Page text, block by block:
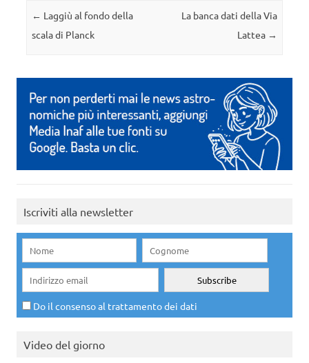
Navigazione articolo
← Laggiù al fondo della
scala di Planck
La banca dati della Via
Lattea →
Iscriviti alla newsletter
Do il consenso al trattamento dei dati
Video del giorno